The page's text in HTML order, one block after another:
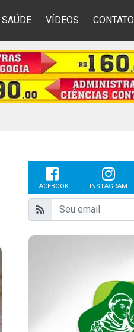
SAÚDE VÍDEOS CONTATO
FACEBOOK INSTAGRAM